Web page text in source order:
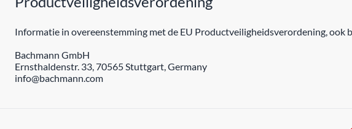
Informatie in overeenstemming met de EU Productveiligheidsverordening, ook
Bachmann GmbH
Ernsthaldenstr. 33, 70565 Stuttgart, Germany
info@bachmann.com